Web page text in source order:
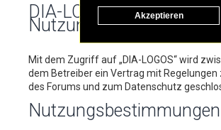
DIA-LOGOS -
Nutzungsbedingungen
Mit dem Zugriff auf „DIA-LOGOS“ wird
dem Betreiber ein Vertrag mit Regelungen
des Forums und zum Datenschutz
Nutzungsbestimmungen
Akzeptieren